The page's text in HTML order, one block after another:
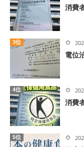
消費
3位
電位
4位
消費
5位